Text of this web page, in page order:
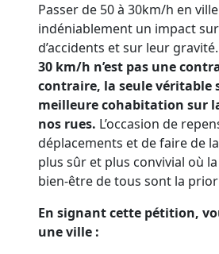
Passer de 50 à 30km/h en
indéniablement un impact
d’accidents et sur leur gravité.
30 km/h n’est pas une
contraire, la seule véritable
meilleure cohabitation sur
nos rues. L’occasion de
déplacements et de faire de
plus sûr et plus convivial où
bien-être de tous sont la
En signant cette pétition,
une ville :